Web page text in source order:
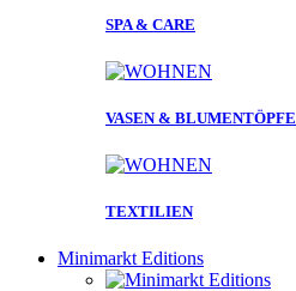
SPA & CARE
VASEN & BLUMENTÖPFE
TEXTILIEN
Minimarkt Editions